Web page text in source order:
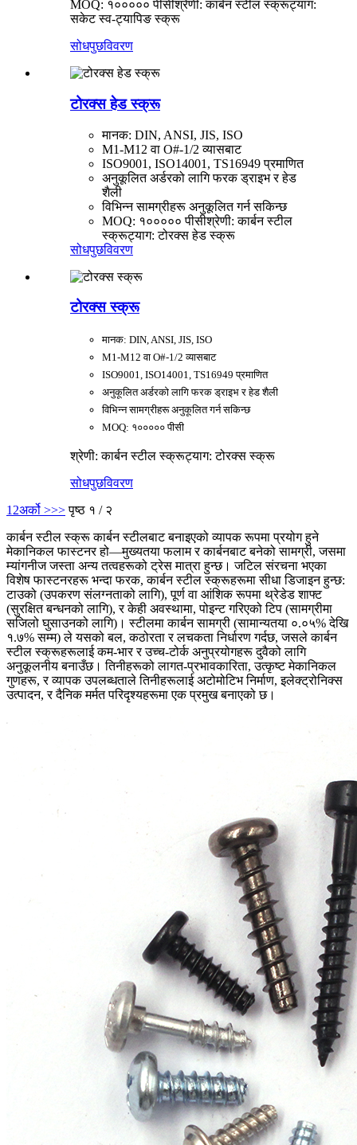
MOQ: १००००० पीसीश्रेणी: कार्बन स्टील स्क्रूट्याग:
सकेट स्व-ट्यापिङ स्क्रू
सोधपुछविवरण
टोरक्स हेड स्क्रू
मानक: DIN, ANSI, JIS, ISO
M1-M12 वा O#-1/2 व्यासबाट
ISO9001, ISO14001, TS16949 प्रमाणित
अनुकूलित अर्डरको लागि फरक ड्राइभ र हेड
शैली
विभिन्न सामग्रीहरू अनुकूलित गर्न सकिन्छ
MOQ: १००००० पीसीश्रेणी: कार्बन स्टील
स्क्रूट्याग: टोरक्स हेड स्क्रू
सोधपुछविवरण
टोरक्स स्क्रू
मानक: DIN, ANSI, JIS, ISO
M1-M12 वा O#-1/2 व्यासबाट
ISO9001, ISO14001, TS16949 प्रमाणित
अनुकूलित अर्डरको लागि फरक ड्राइभ र हेड शैली
विभिन्न सामग्रीहरू अनुकूलित गर्न सकिन्छ
MOQ: १००००० पीसी
श्रेणी: कार्बन स्टील स्क्रूट्याग: टोरक्स स्क्रू
सोधपुछविवरण
1 2अर्को >>> पृष्ठ १ / २
कार्बन स्टील स्क्रू कार्बन स्टीलबाट बनाइएको व्यापक रूपमा प्रयोग हुने
मेकानिकल फास्टनर हो—मुख्यतया फलाम र कार्बनबाट बनेको सामग्री, जसमा
म्यांगनीज जस्ता अन्य तत्वहरूको ट्रेस मात्रा हुन्छ। जटिल संरचना भएका
विशेष फास्टनरहरू भन्दा फरक, कार्बन स्टील स्क्रूहरूमा सीधा डिजाइन हुन्छ:
टाउको (उपकरण संलग्नताको लागि), पूर्ण वा आंशिक रूपमा थ्रेडेड शाफ्ट
(सुरक्षित बन्धनको लागि), र केही अवस्थामा, पोइन्ट गरिएको टिप (सामग्रीमा
सजिलो घुसाउनको लागि)। स्टीलमा कार्बन सामग्री (सामान्यतया ०.०५% देखि
१.७% सम्म) ले यसको बल, कठोरता र लचकता निर्धारण गर्दछ, जसले कार्बन
स्टील स्क्रूहरूलाई कम-भार र उच्च-टोर्क अनुप्रयोगहरू दुवैको लागि
अनुकूलनीय बनाउँछ। तिनीहरूको लागत-प्रभावकारिता, उत्कृष्ट मेकानिकल
गुणहरू, र व्यापक उपलब्धताले तिनीहरूलाई अटोमोटिभ निर्माण, इलेक्ट्रोनिक्स
उत्पादन, र दैनिक मर्मत परिदृश्यहरूमा एक प्रमुख बनाएको छ।